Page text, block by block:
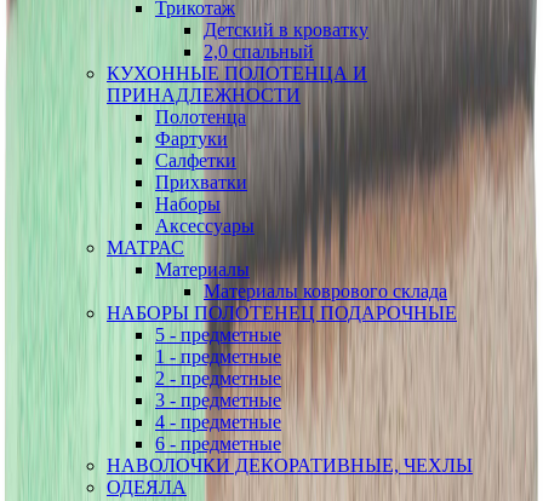
Трикотаж
Детский в кроватку
2,0 спальный
КУХОННЫЕ ПОЛОТЕНЦА И
ПРИНАДЛЕЖНОСТИ
Полотенца
Фартуки
Салфетки
Прихватки
Наборы
Аксессуары
МАТРАС
Материалы
Материалы коврового склада
НАБОРЫ ПОЛОТЕНЕЦ ПОДАРОЧНЫЕ
5 - предметные
1 - предметные
2 - предметные
3 - предметные
4 - предметные
6 - предметные
НАВОЛОЧКИ ДЕКОРАТИВНЫЕ, ЧЕХЛЫ
ОДЕЯЛА